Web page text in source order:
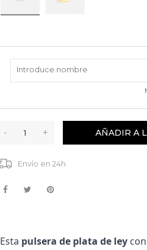
- + AÑADIR A
Envío en 24h
pulsera de plata de ley con